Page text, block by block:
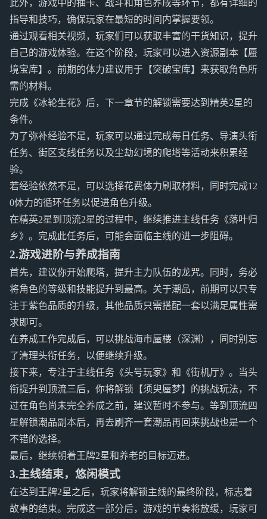
此外，游戏中的抽卡、战斗和角色养成等环节，都有详细的
指导和技巧，确保玩家在最短的时间内掌握要领。
通过观看相关视频，玩家们可以获取丰富的干货知识，提升
自己的游戏体验。在这个阶段，玩家可以进入资源副本【蜃
境宝库】。前期的体力建议用于【突破宝库】来获取角色所
需的材料。
完成《冰轮生花》后，下一章节的解锁需要达到精英2星的
条件。
为了弥补经验不足，玩家可以通过完成每日任务、导演头衔
任务、街区支线任务以及尘劫幻境的爬塔等活动来积累经
验。
若经验依然不足，可以选择花费体力刷取材料，同时完成12
0体力的循环任务以促进角色升级。
在精英2星到顶流2星的过程中，继续推进主线任务《落叶归
乡》。完成此任务后，可能会面临主线的进一步阻碍。
2.游戏进阶与养成指南
首先，建议你开始爬塔，提升主力队伍的龙咒。同时，务必
将角色的等级和技能提升到最高。关于潮品，前期可以只专
注于紫色品质的升级，其他品质只需搭配一套以满足属性需
求即可。
在养成工作完成后，可以挑战海市蜃楼（深渊），同时别忘
了清理头衔任务，以便继续升级。
接下来，专注于主线任务《头号玩家》和《街机厅》。当头
衔提升到顶流三后，你将解锁【须臾蜃梦】的挑战玩法，不
过在角色尚未完全养成之前，建议暂时不参与。等到顶流四
星解锁潮品副本后，再去刷齐一套潮品再回来挑战也是一个
不错的选择。
最后，继续朝着王牌2星和养老的目标迈进。
3.主线结束，悠闲模式
在达到王牌2星之后，玩家将解锁主线的最终阶段，标志着
故事的结束。完成这一部分后，游戏的节奏将放缓，玩家可